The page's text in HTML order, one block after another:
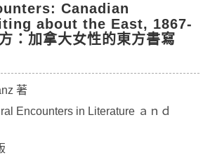
Canadian
about the East, 1867-
：加拿大女性的東方書寫
著
Encounters in Literature ａｎｄ